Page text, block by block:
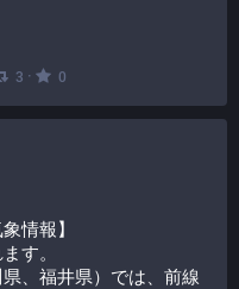
3 · 0
情報】
す。
、福井県）では、前線